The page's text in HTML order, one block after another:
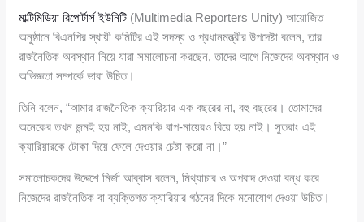
মাল্টিমিডিয়া রিপোর্টার্স ইউনিটি (Multimedia Reporters Unity) আয়োজিত
অনুষ্ঠানে বিএনপির স্থায়ী কমিটির এই সদস্য ও প্রধানমন্ত্রীর উপদেষ্টা বলেন, তার
রাজনৈতিক অবস্থান নিয়ে যারা সমালোচনা করছেন, তাদের আগে নিজেদের অবস্থান ও
অভিজ্ঞতা সম্পর্কে ভাবা উচিত।
তিনি বলেন, “আমার রাজনৈতিক ক্যারিয়ার এক বছরের না, বহু বছরের। তোমাদের
অনেকের তখন জন্মই হয় নাই, এমনকি বাপ-মায়েরও বিয়ে হয় নাই। সুতরাং এই
ক্যারিয়ারকে টোকা দিয়ে ফেলে দেওয়ার চেষ্টা করো না।”
সমালোচকদের উদ্দেশে মির্জা আব্বাস বলেন, মিথ্যাচার ও অপবাদ দেওয়া বন্ধ করে
নিজেদের রাজনৈতিক বা ব্যক্তিগত ক্যারিয়ার গঠনের দিকে মনোযোগ দেওয়া উচিত।